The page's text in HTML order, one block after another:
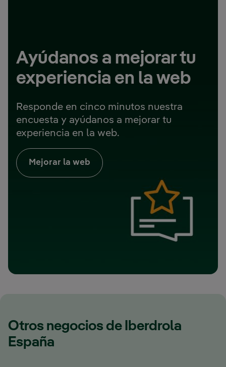
Ayúdanos a mejorar tu
experiencia en la web
Responde en cinco minutos nuestra
encuesta y ayúdanos a mejorar tu
experiencia en la web.
Mejorar la web
Otros negocios de Iberdrola
España